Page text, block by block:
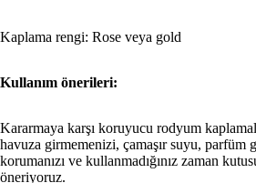
Kaplama rengi: Rose veya gold
Kullanım önerileri:
Kararmaya karşı koruyucu rodyum
havuza girmemenizi, çamaşır suyu, parfüm
korumanızı ve kullanmadığınız zaman
öneriyoruz.